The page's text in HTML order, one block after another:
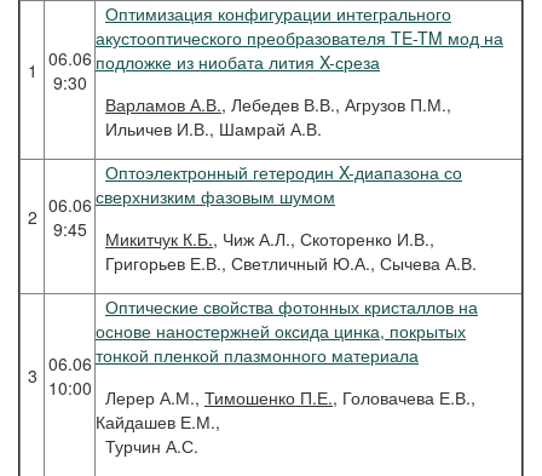
1 06.06
9:30
Оптимизация конфигурации интегрального
акустооптического преобразователя TE-TM мод на
подложке из ниобата лития X-среза
Варламов А.В., Лебедев В.В., Агрузов П.М.,
Ильичев И.В., Шамрай А.В.
2 06.06
9:45
Оптоэлектронный гетеродин X-диапазона со
сверхнизким фазовым шумом
Микитчук К.Б., Чиж А.Л., Скоторенко И.В.,
Григорьев Е.В., Светличный Ю.А., Сычева А.В.
3 06.06
10:00
Оптические свойства фотонных кристаллов на
основе наностержней оксида цинка, покрытых
тонкой пленкой плазмонного материала
Лерер А.М., Тимошенко П.Е., Головачева Е.В.,
Кайдашев Е.М.,
Турчин А.С.